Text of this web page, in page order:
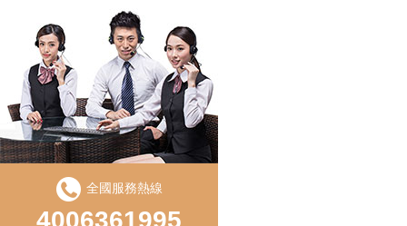
LS850D手工盆（pén）直角雙槽
全國服務熱線
4006361995